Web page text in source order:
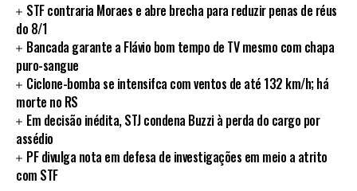
STF contraria Moraes e abre brecha para reduzir penas de réus
do 8/1
Bancada garante a Flávio bom tempo de TV mesmo com chapa
puro-sangue
Ciclone-bomba se intensifca com ventos de até 132 km/h; há
morte no RS
Em decisão inédita, STJ condena Buzzi à perda do cargo por
assédio
PF divulga nota em defesa de investigações em meio a atrito
com STF